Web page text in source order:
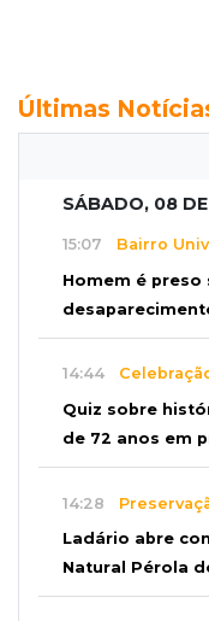
Últimas
SÁBADO, 08
15:07 Bairro
Homem é
14:44
Quiz sobre
de 72 anos em
14:28
Ladário abre
Natural Pérola